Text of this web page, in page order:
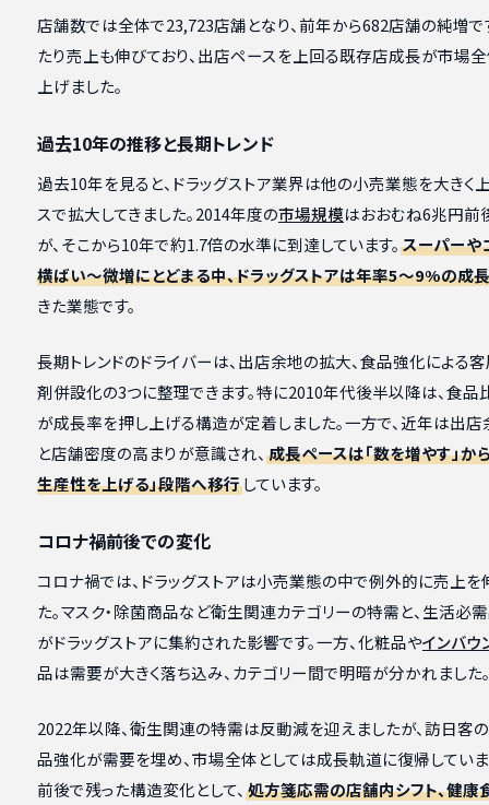
店舗数では全体で23,723店舗となり、前年から682店舗の純増で
たり売上も伸びており、出店ペースを上回る既存店成長が市場
上げました。
過去10年の推移と長期トレンド
過去10年を見ると、ドラッグストア業界は他の小売業態を大きく
スで拡大してきました。2014年度の市場規模はおおむね6兆円前
が、そこから10年で約1.7倍の水準に到達しています。 スーパーや
横ばい〜微増にとどまる中、ドラッグストアは年率5〜9%の成長
きた業態です。
長期トレンドのドライバーは、出店余地の拡大、食品強化による
剤併設化の3つに整理できます。特に2010年代後半以降は、食品
が成長率を押し上げる構造が定着しました。一方で、近年は出
と店舗密度の高まりが意識され、 成長ペースは「数を増やす」か
生産性を上げる」段階へ移行しています。
コロナ禍前後での変化
コロナ禍では、ドラッグストアは小売業態の中で例外的に売上を
た。マスク・除菌商品など衛生関連カテゴリーの特需と、生活必
がドラッグストアに集約された影響です。一方、化粧品やインバウ
品は需要が大きく落ち込み、カテゴリー間で明暗が分かれました
2022年以降、衛生関連の特需は反動減を迎えましたが、訪日客
品強化が需要を埋め、市場全体としては成長軌道に復帰していま
前後で残った構造変化として、 処方箋応需の店舗内シフト、健康